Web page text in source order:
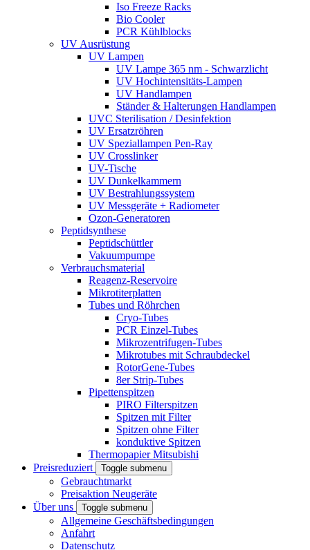
Iso Freeze Racks
Bio Cooler
PCR Kühlblocks
UV Ausrüstung
UV Lampen
UV Lampe 365 nm - Schwarzlicht
UV Hochintensitäts-Lampen
UV Handlampen
Ständer & Halterungen Handlampen
UVC Sterilisation / Desinfektion
UV Ersatzröhren
UV Speziallampen Pen-Ray
UV Crosslinker
UV-Tische
UV Dunkelkammern
UV Bestrahlungssystem
UV Messgeräte + Radiometer
Ozon-Generatoren
Peptidsynthese
Peptidschüttler
Vakuumpumpe
Verbrauchsmaterial
Reagenz-Reservoire
Mikrotiterplatten
Tubes und Röhrchen
Cryo-Tubes
PCR Einzel-Tubes
Mikrozentrifugen-Tubes
Mikrotubes mit Schraubdeckel
RotorGene-Tubes
8er Strip-Tubes
Pipettenspitzen
PIRO Filterspitzen
Spitzen mit Filter
Spitzen ohne Filter
konduktive Spitzen
Thermopapier Mitsubishi
Preisreduziert
Toggle submenu
Gebrauchtmarkt
Preisaktion Neugeräte
Über uns
Toggle submenu
Allgemeine Geschäftsbedingungen
Anfahrt
Datenschutz